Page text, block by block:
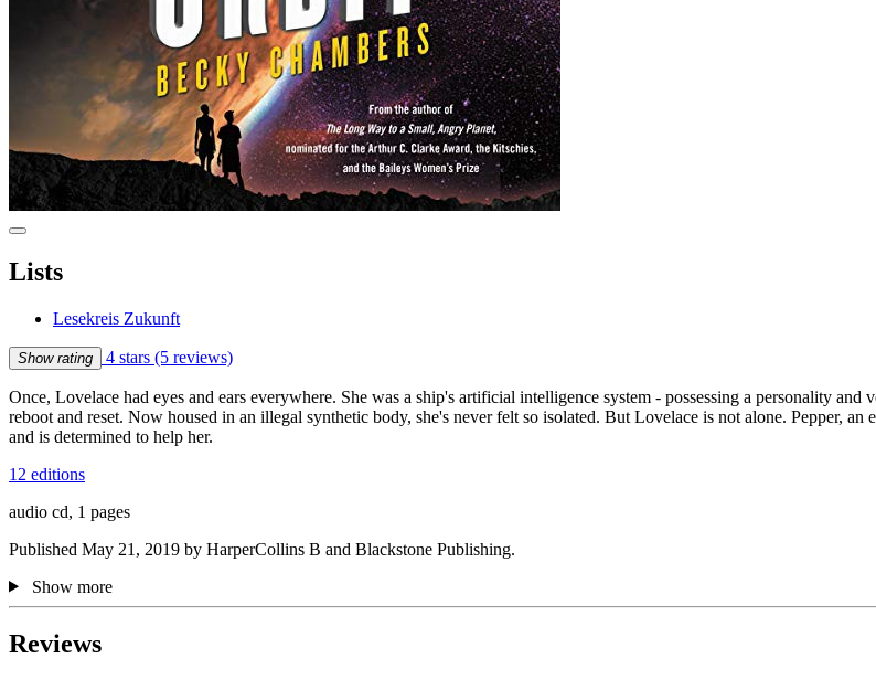
Lists
Lesekreis Zukunft
Show rating 4 stars (5 reviews)
Once, Lovelace had eyes and ears everywhere. She was a ship's artificial intelligence system - possessing a personality
reboot and reset. Now housed in an illegal synthetic body, she's never felt so isolated. But Lovelace is not alone. Pepper,
and is determined to help her.
12 editions
audio cd, 1 pages
Published May 21, 2019 by HarperCollins B and Blackstone Publishing.
Show more
Reviews